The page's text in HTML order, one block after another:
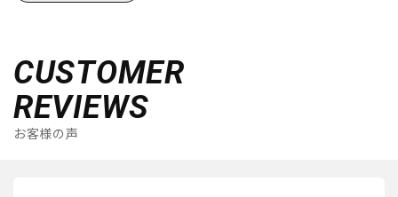
CUSTOMER
REVIEWS
お客様の声